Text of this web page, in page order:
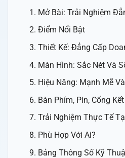
Mở Bài: Trải Nghiệm
Điểm Nổi Bật
Thiết Kế: Đẳng Cấp
Màn Hình: Sắc Nét Và
Hiệu Năng: Mạnh Mẽ
Bàn Phím, Pin, Cổng
Trải Nghiệm Thực Tế
Phù Hợp Với Ai?
Bảng Thông Số Kỹ